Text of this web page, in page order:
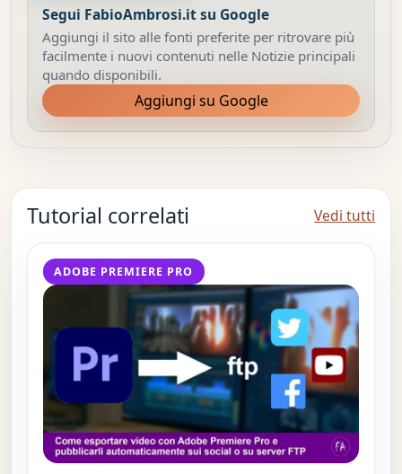
Segui FabioAmbrosi.it su Google
Aggiungi il sito alle fonti preferite per ritrovare più
facilmente i nuovi contenuti nelle Notizie principali
quando disponibili.
Aggiungi su Google
Tutorial correlati Vedi tutti
ADOBE PREMIERE PRO